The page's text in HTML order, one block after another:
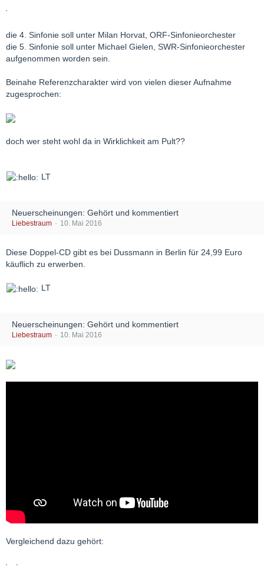
die 4. Sinfonie soll unter Milan Horvat, ORF-Sinfonieorchester
die 5. Sinfonie soll unter Michael Gielen, SWR-Sinfonieorchester
aufgenommen worden sein.
Beinahe Referenzcharakter wird von vielen dieser Aufnahme
zugesprochen:
doch wer steht wohl da in Wirklichkeit am Pult??
LT
Neuerscheinungen: Gehört und kommentiert
Liebestraum 10. Mai 2016
Diese Doppel-CD gibt es bei Dussmann in Berlin für 24,99 Euro
käuflich zu erwerben.
LT
Neuerscheinungen: Gehört und kommentiert
Liebestraum 10. Mai 2016
Vergleichend dazu gehört: